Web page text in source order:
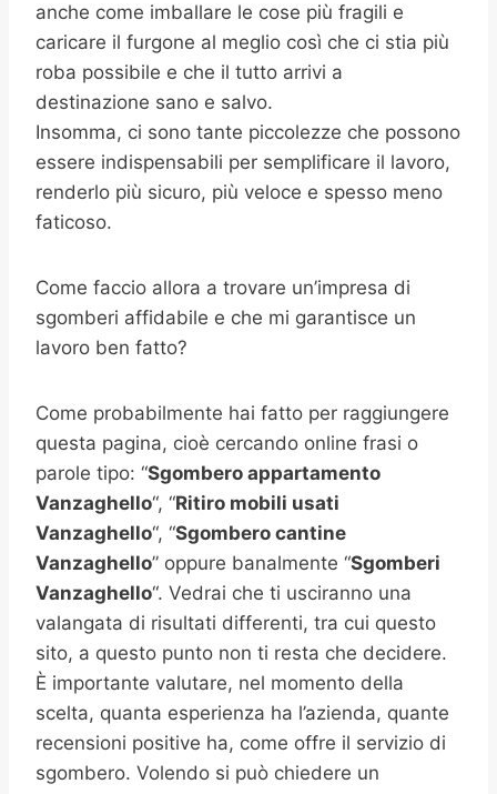
anche come imballare le cose più fragili e
caricare il furgone al meglio così che ci stia più
roba possibile e che il tutto arrivi a
destinazione sano e salvo.
Insomma, ci sono tante piccolezze che possono
essere indispensabili per semplificare il lavoro,
renderlo più sicuro, più veloce e spesso meno
faticoso.
Come faccio allora a trovare un’impresa di
sgomberi affidabile e che mi garantisce un
lavoro ben fatto?
Come probabilmente hai fatto per raggiungere
questa pagina, cioè cercando online frasi o
parole tipo: “Sgombero appartamento
Vanzaghello“, “Ritiro mobili usati
Vanzaghello“, “Sgombero cantine
Vanzaghello” oppure banalmente “Sgomberi
Vanzaghello“. Vedrai che ti usciranno una
valangata di risultati differenti, tra cui questo
sito, a questo punto non ti resta che decidere.
È importante valutare, nel momento della
scelta, quanta esperienza ha l’azienda, quante
recensioni positive ha, come offre il servizio di
sgombero. Volendo si può chiedere un